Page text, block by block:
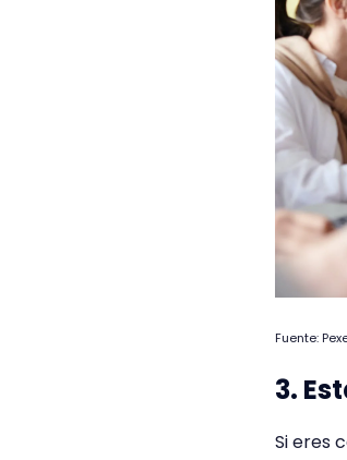
Fuente:
3.
Si eres